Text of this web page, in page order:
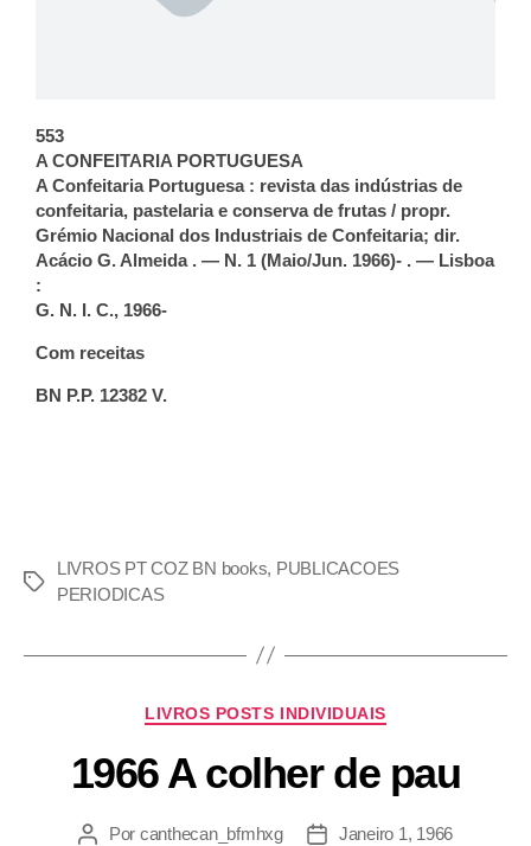
553
A CONFEITARIA PORTUGUESA
A Confeitaria Portuguesa : revista das indústrias de
confeitaria, pastelaria e conserva de frutas / propr.
Grémio Nacional dos Industriais de Confeitaria; dir.
Acácio G. Almeida . — N. 1 (Maio/Jun. 1966)- . — Lisboa
:
G. N. I. C., 1966-
Com receitas
BN P.P. 12382 V.
LIVROS PT COZ BN books, PUBLICACOES
PERIODICAS
LIVROS POSTS INDIVIDUAIS
1966 A colher de pau
Por canthecan_bfmhxg Janeiro 1, 1966